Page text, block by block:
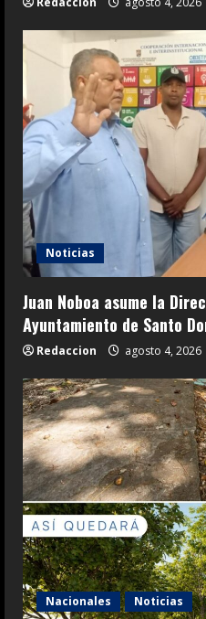
Noticias
Juan Noboa asume la
Ayuntamiento de Santo
Redaccion agosto 4, 2026
Nacionales Noticias